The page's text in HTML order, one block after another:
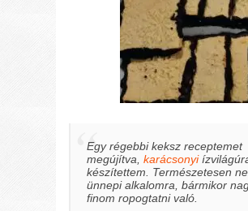
Egy régebbi keksz receptemet
megújítva,karácsonyi
készítettem. Természetesen
ünnepi alkalomra, bármikor
finom ropogtatni való.